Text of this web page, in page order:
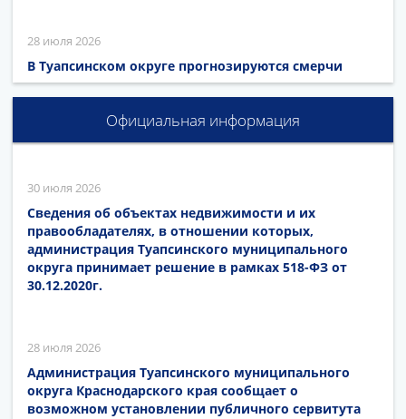
28 июля 2026
В Туапсинском округе прогнозируются смерчи
Официальная информация
30 июля 2026
Сведения об объектах недвижимости и их
правообладателях, в отношении которых,
администрация Туапсинского муниципального
округа принимает решение в рамках 518-ФЗ от
30.12.2020г.
28 июля 2026
Администрация Туапсинского муниципального
округа Краснодарского края сообщает о
возможном установлении публичного сервитута